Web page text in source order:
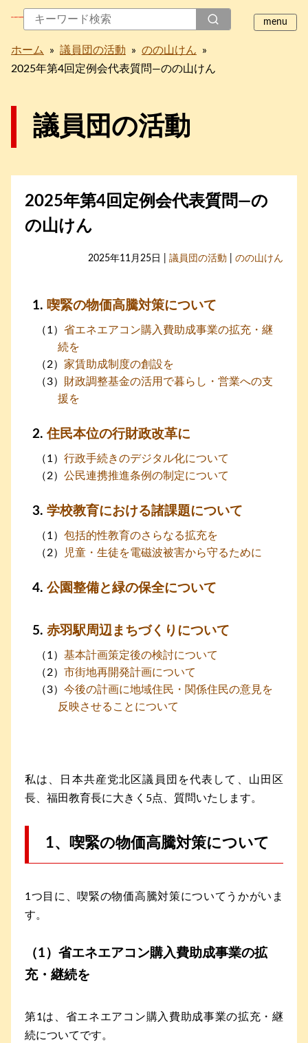
ホーム » 議員団の活動 » のの山けん
»
2025年第4回定例会代表質問―のの山けん
議員団の活動
2025年第4回定例会代表質問―の
の山けん
2025年11月25日 | 議員団の活動 のの山けん
喫緊の物価高騰対策について
省エネエアコン購入費助成事業の拡充・継
続を
家賃助成制度の創設を
財政調整基金の活用で暮らし・営業への支
援を
住民本位の行財政改革に
行政手続きのデジタル化について
公民連携推進条例の制定について
学校教育における諸課題について
包括的性教育のさらなる拡充を
児童・生徒を電磁波被害から守るために
公園整備と緑の保全について
赤羽駅周辺まちづくりについて
基本計画策定後の検討について
市街地再開発計画について
今後の計画に地域住民・関係住民の意見を
反映させることについて
私は、日本共産党北区議員団を代表して、山田区
長、福田教育長に大きく5点、質問いたします。
1、喫緊の物価高騰対策について
1つ目に、喫緊の物価高騰対策についてうかがいま
す。
（1）省エネエアコン購入費助成事業の拡
充・継続を
第1は、省エネエアコン購入費助成事業の拡充・継
続についてです。